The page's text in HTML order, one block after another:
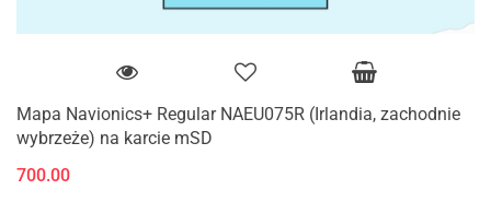
Mapa Navionics+ Regular NAEU075R (Irlandia, zachodnie
wybrzeże) na karcie mSD
700.00